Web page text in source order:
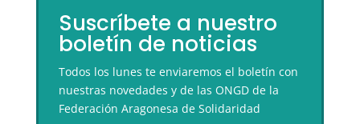
Suscríbete a nuestro
boletín de noticias
Todos los lunes te enviaremos el boletín con
nuestras novedades y de las ONGD de la
Federación Aragonesa de Solidaridad